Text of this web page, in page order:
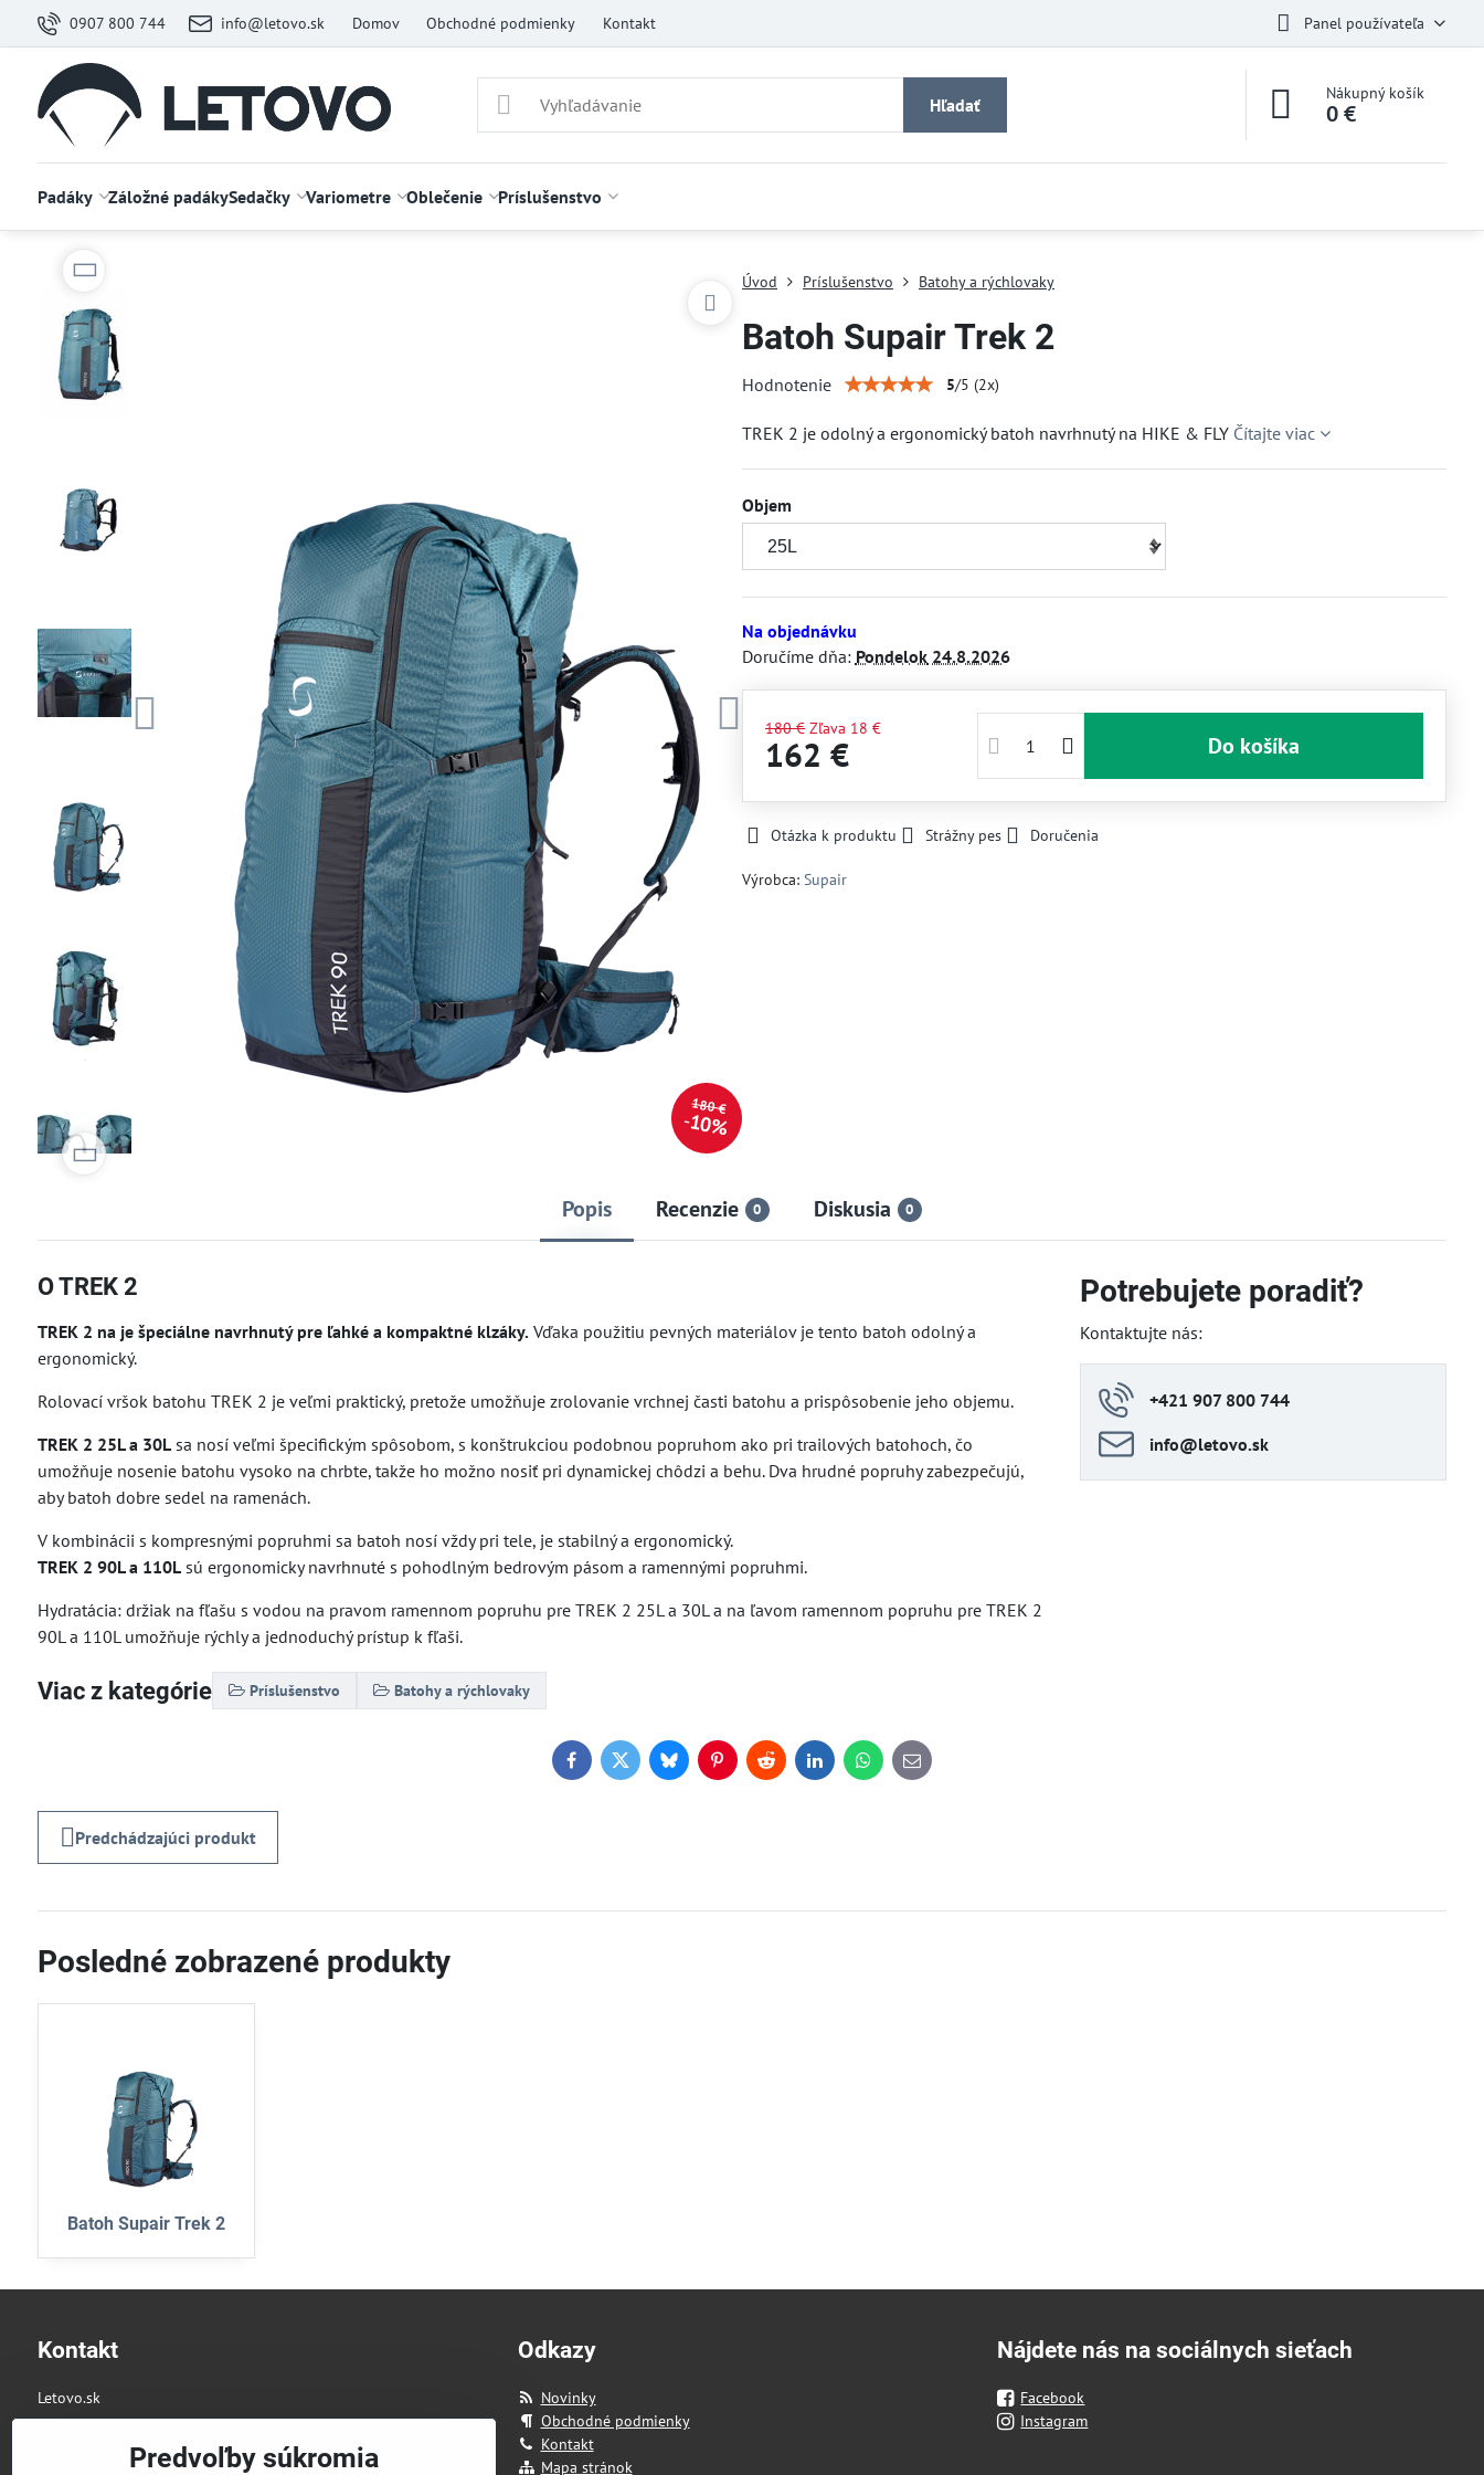
0907 800 744 info@letovo.sk Domov Obchodné podmienky Kontakt Panel používateľa
Hľadať
Nákupný košík
0 €
Padáky Záložné padákySedačky Variometre Oblečenie Príslušenstvo
180 €
10%
Úvod Príslušenstvo Batohy a rýchlovaky
Batoh Supair Trek 2
Hodnotenie 5/5 (2x)
TREK 2 je odolný a ergonomický batoh navrhnutý na HIKE & FLY Čítajte viac
Objem
Na objednávku
Doručíme dňa: Pondelok24.8.2026
180 € Zľava 18 €
162 € Do košíka
Otázka k produktu Strážny pes Doručenia
Výrobca: Supair
Popis Recenzie 0 Diskusia 0
O TREK 2
TREK 2 na je špeciálne navrhnutý pre ľahké a kompaktné klzáky.Vďaka použitiu pevných materiálov je tento batoh odolný a
ergonomický.
Rolovací vršok batohu TREK 2 je veľmi praktický, pretože umožňuje zrolovanie vrchnej časti batohu a prispôsobenie jeho objemu.
TREK 2 25L a 30Lsa nosí veľmi špecifickým spôsobom, s konštrukciou podobnou popruhom ako pri trailových batohoch, čo
umožňuje nosenie batohu vysoko na chrbte, takže ho možno nosiť pri dynamickej chôdzi a behu. Dva hrudné popruhy zabezpečujú,
aby batoh dobre sedel na ramenách.
V kombinácii s kompresnými popruhmi sa batoh nosí vždy pri tele, je stabilný a ergonomický.
TREK 2 90L a 110Lsú ergonomicky navrhnuté s pohodlným bedrovým pásom a ramennými popruhmi.
Hydratácia: držiak na fľašu s vodou na pravom ramennom popruhu pre TREK 2 25L a 30L a na ľavom ramennom popruhu pre TREK 2
90L a 110L umožňuje rýchly a jednoduchý prístup k fľaši.
Viac z kategórie Príslušenstvo Batohy a rýchlovaky
Potrebujete poradiť?
Kontaktujte nás:
+421 907 800 744
info​@letovo​.sk
FacebookTwitterBlueskyPinterestRedditLinkedInWhatsApp
E-
mail
Predchádzajúci produkt
Posledné zobrazené produkty
Batoh Supair Trek 2
Kontakt
Letovo.sk
+421 907 800 744
Odkazy
Novinky
Obchodné podmienky
Kontakt
Mapa stránok
Nájdete nás na sociálnych sieťach
Facebook
Instagram
Predvoľby súkromia